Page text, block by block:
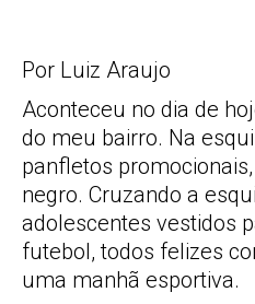
Por Luiz Araujo
Aconteceu no dia de
do meu bairro. Na
panfletos
negro. Cruzando a
adolescentes vestidos
futebol, todos felizes
uma manhã esportiva.